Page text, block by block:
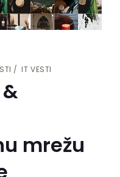
IT VESTI
mrežu